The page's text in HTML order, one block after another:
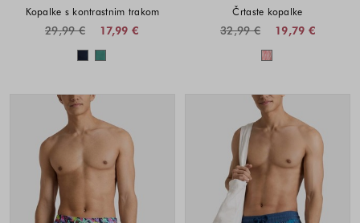
Kopalke s kontrastnim trakom
17,99 €
29,99 €
Barve na voljo
Črtaste kopalke
19,79 €
32,99 €
Barve na voljo